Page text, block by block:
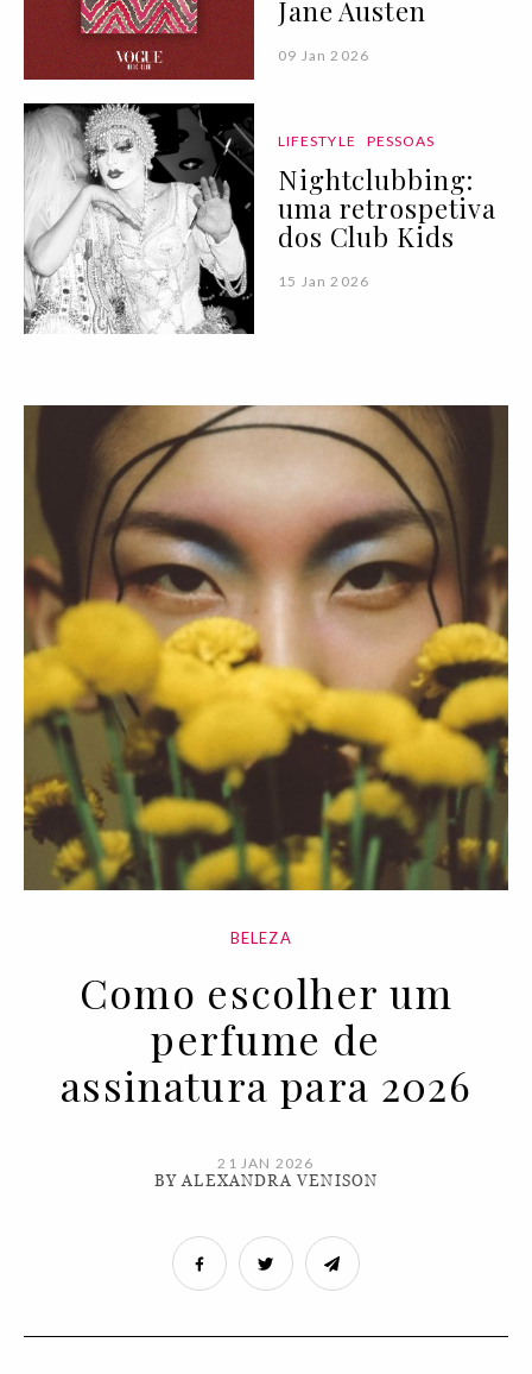
Jane Austen
09 Jan 2026
LIFESTYLE PESSOAS
Nightclubbing:
uma retrospetiva
dos Club Kids
15 Jan 2026
BELEZA
Como escolher um
perfume de
assinatura para 2026
21 JAN 2026
BY ALEXANDRA VENISON